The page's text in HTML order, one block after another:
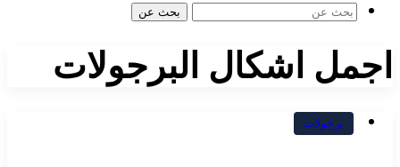
بحث عن
اجمل اشكال البرجولات
برجولات